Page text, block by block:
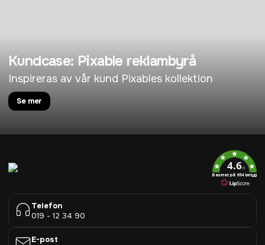
Kundcase: Pixable reklambyrå
Inspireras av vår kund Pixables kollektion
Se mer
4.6/5
Baserat på 954 betyg
Telefon
019 - 12 34 90
E-post